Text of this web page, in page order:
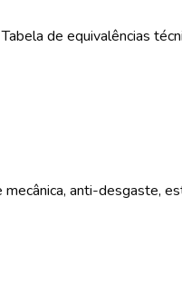
de equivalências
anti-desgaste,